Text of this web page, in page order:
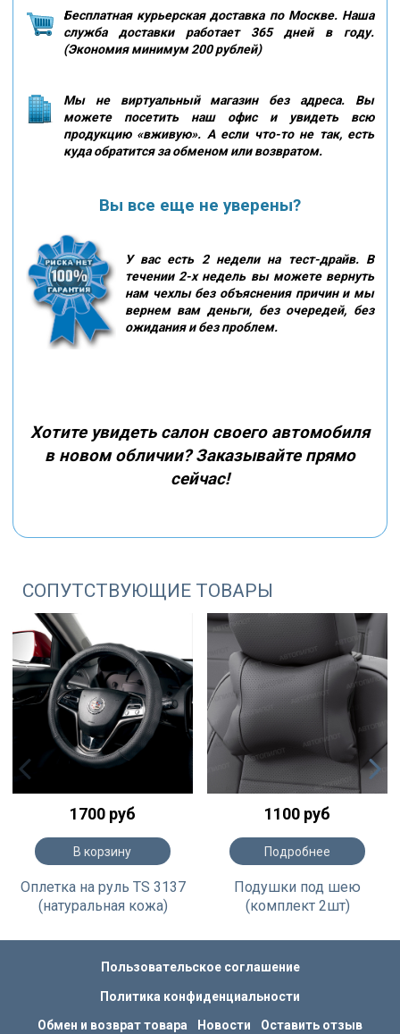
Бесплатная курьерская доставка по Москве. Наша
служба доставки работает 365 дней в году.
(Экономия минимум 200 рублей)
Мы не виртуальный магазин без адреса. Вы
можете посетить наш офис и увидеть всю
продукцию «вживую». А если что-то не так, есть
куда обратится за обменом или возвратом.
Вы все еще не уверены?
У вас есть 2 недели на тест-драйв. В
течении 2-х недель вы можете вернуть
нам чехлы без объяснения причин и мы
вернем вам деньги, без очередей, без
ожидания и без проблем.
Хотите увидеть салон своего автомобиля
в новом обличии? Заказывайте прямо
сейчас!
СОПУТСТВУЮЩИЕ ТОВАРЫ
1700 руб
В корзину
Оплетка на руль TS 3137
(натуральная кожа)
1100 руб
Подробнее
Подушки под шею
(комплект 2шт)
Пользовательское соглашение
Политика конфиденциальности
Обмен и возврат товара Новости Оставить отзыв